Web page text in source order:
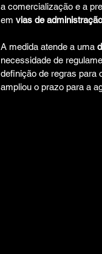
a comercialização e a
em vias de
A medida atende a uma
necessidade de
definição de regras para
ampliou o prazo para a